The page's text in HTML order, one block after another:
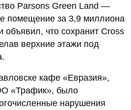
Parsons Green Land —
помещение за 3,9 миллиона
объявил, что сохранит Cross
верхние этажи под
кафе «Евразия»,
«Трафик», было
нарушения